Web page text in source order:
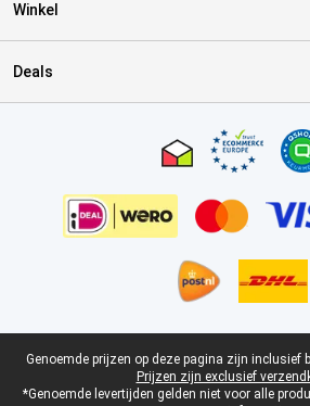
Winkel
Deals
Juridische voettekst
Genoemde prijzen op deze pagina zijn inclusief
Prijzen zijn exclusief
*Genoemde levertijden gelden niet voor alle